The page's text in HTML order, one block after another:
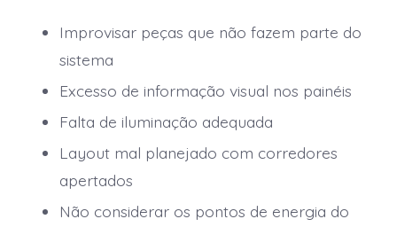
Improvisar peças que não fazem parte do
sistema
Excesso de informação visual nos painéis
Falta de iluminação adequada
Layout mal planejado com corredores
apertados
Não considerar os pontos de energia do